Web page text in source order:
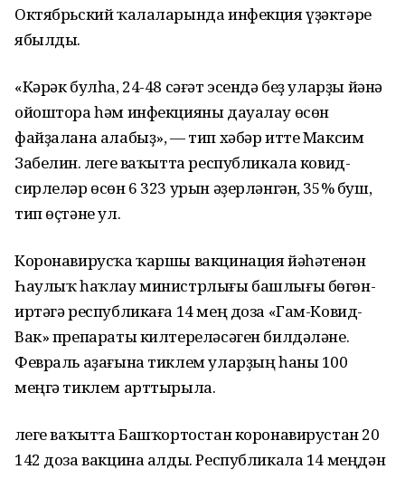
Октябрьский ҡалаларында инфекция үҙәктәре
ябылды.
«Кәрәк булһа, 24-48 сәғәт эсендә беҙ уларҙы йәнә
ойоштора һәм инфекцияны дауалау өсөн
файҙалана алабыҙ», — тип хәбәр итте Максим
Забелин. Әлеге ваҡытта республикала ковид-
сирлеләр өсөн 6 323 урын әҙерләнгән, 35% буш,
тип өҫтәне ул.
Коронавирусҡа ҡаршы вакцинация йәһәтенән
Һаулыҡ һаҡлау министрлығы башлығы бөгөн-
иртәгә республикаға 14 мең доза «Гам-Ковид-
Вак» препараты килтереләсәген билдәләне.
Февраль аҙағына тиклем уларҙың һаны 100
меңгә тиклем арттырыла.
Әлеге ваҡытта Башҡортостан коронавирустан 20
142 доза вакцина алды. Республикала 14 меңдән